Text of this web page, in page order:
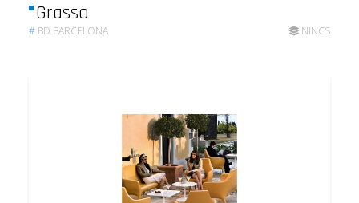
Grasso
# BD BARCELONA NINCS